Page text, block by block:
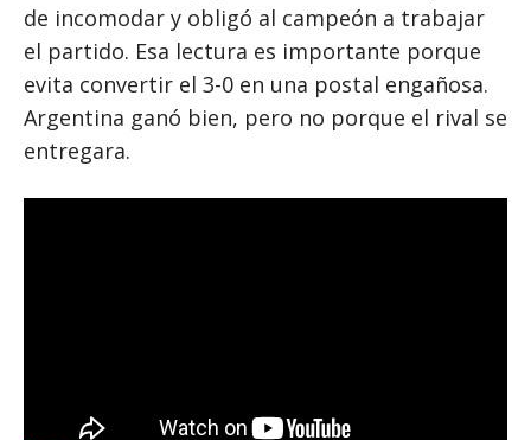
de incomodar y obligó al campeón a trabajar
el partido. Esa lectura es importante porque
evita convertir el 3-0 en una postal engañosa.
Argentina ganó bien, pero no porque el rival se
entregara.